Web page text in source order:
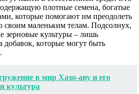
плотные семена, богатые
которые помогают им преодолеть
своим маленьким телам. Подсолнух,
зерновые культуры – лишь
добавок, которые могут быть
в мир Хахо-аву и его
культура